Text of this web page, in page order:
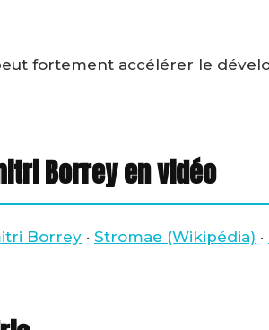
fortement accélérer le
Borrey en vidéo
Borrey · Stromae (Wikipédia) ·